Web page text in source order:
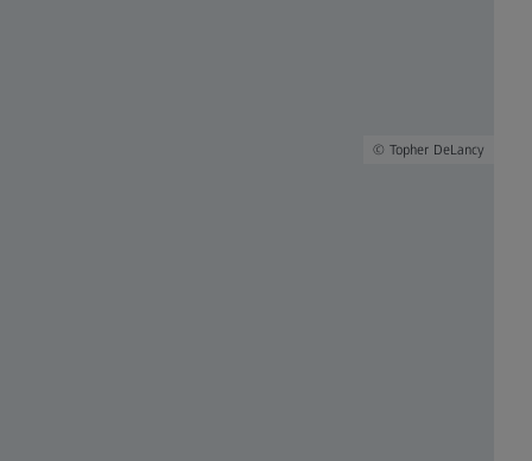
Topher DeLancy